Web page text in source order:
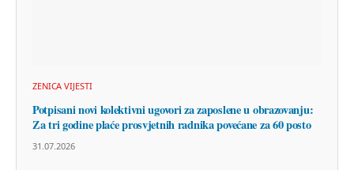
ZENICA VIJESTI
Potpisani novi kolektivni ugovori za zaposlene u obrazovanju:
Za tri godine plaće prosvjetnih radnika povećane za 60 posto
31.07.2026